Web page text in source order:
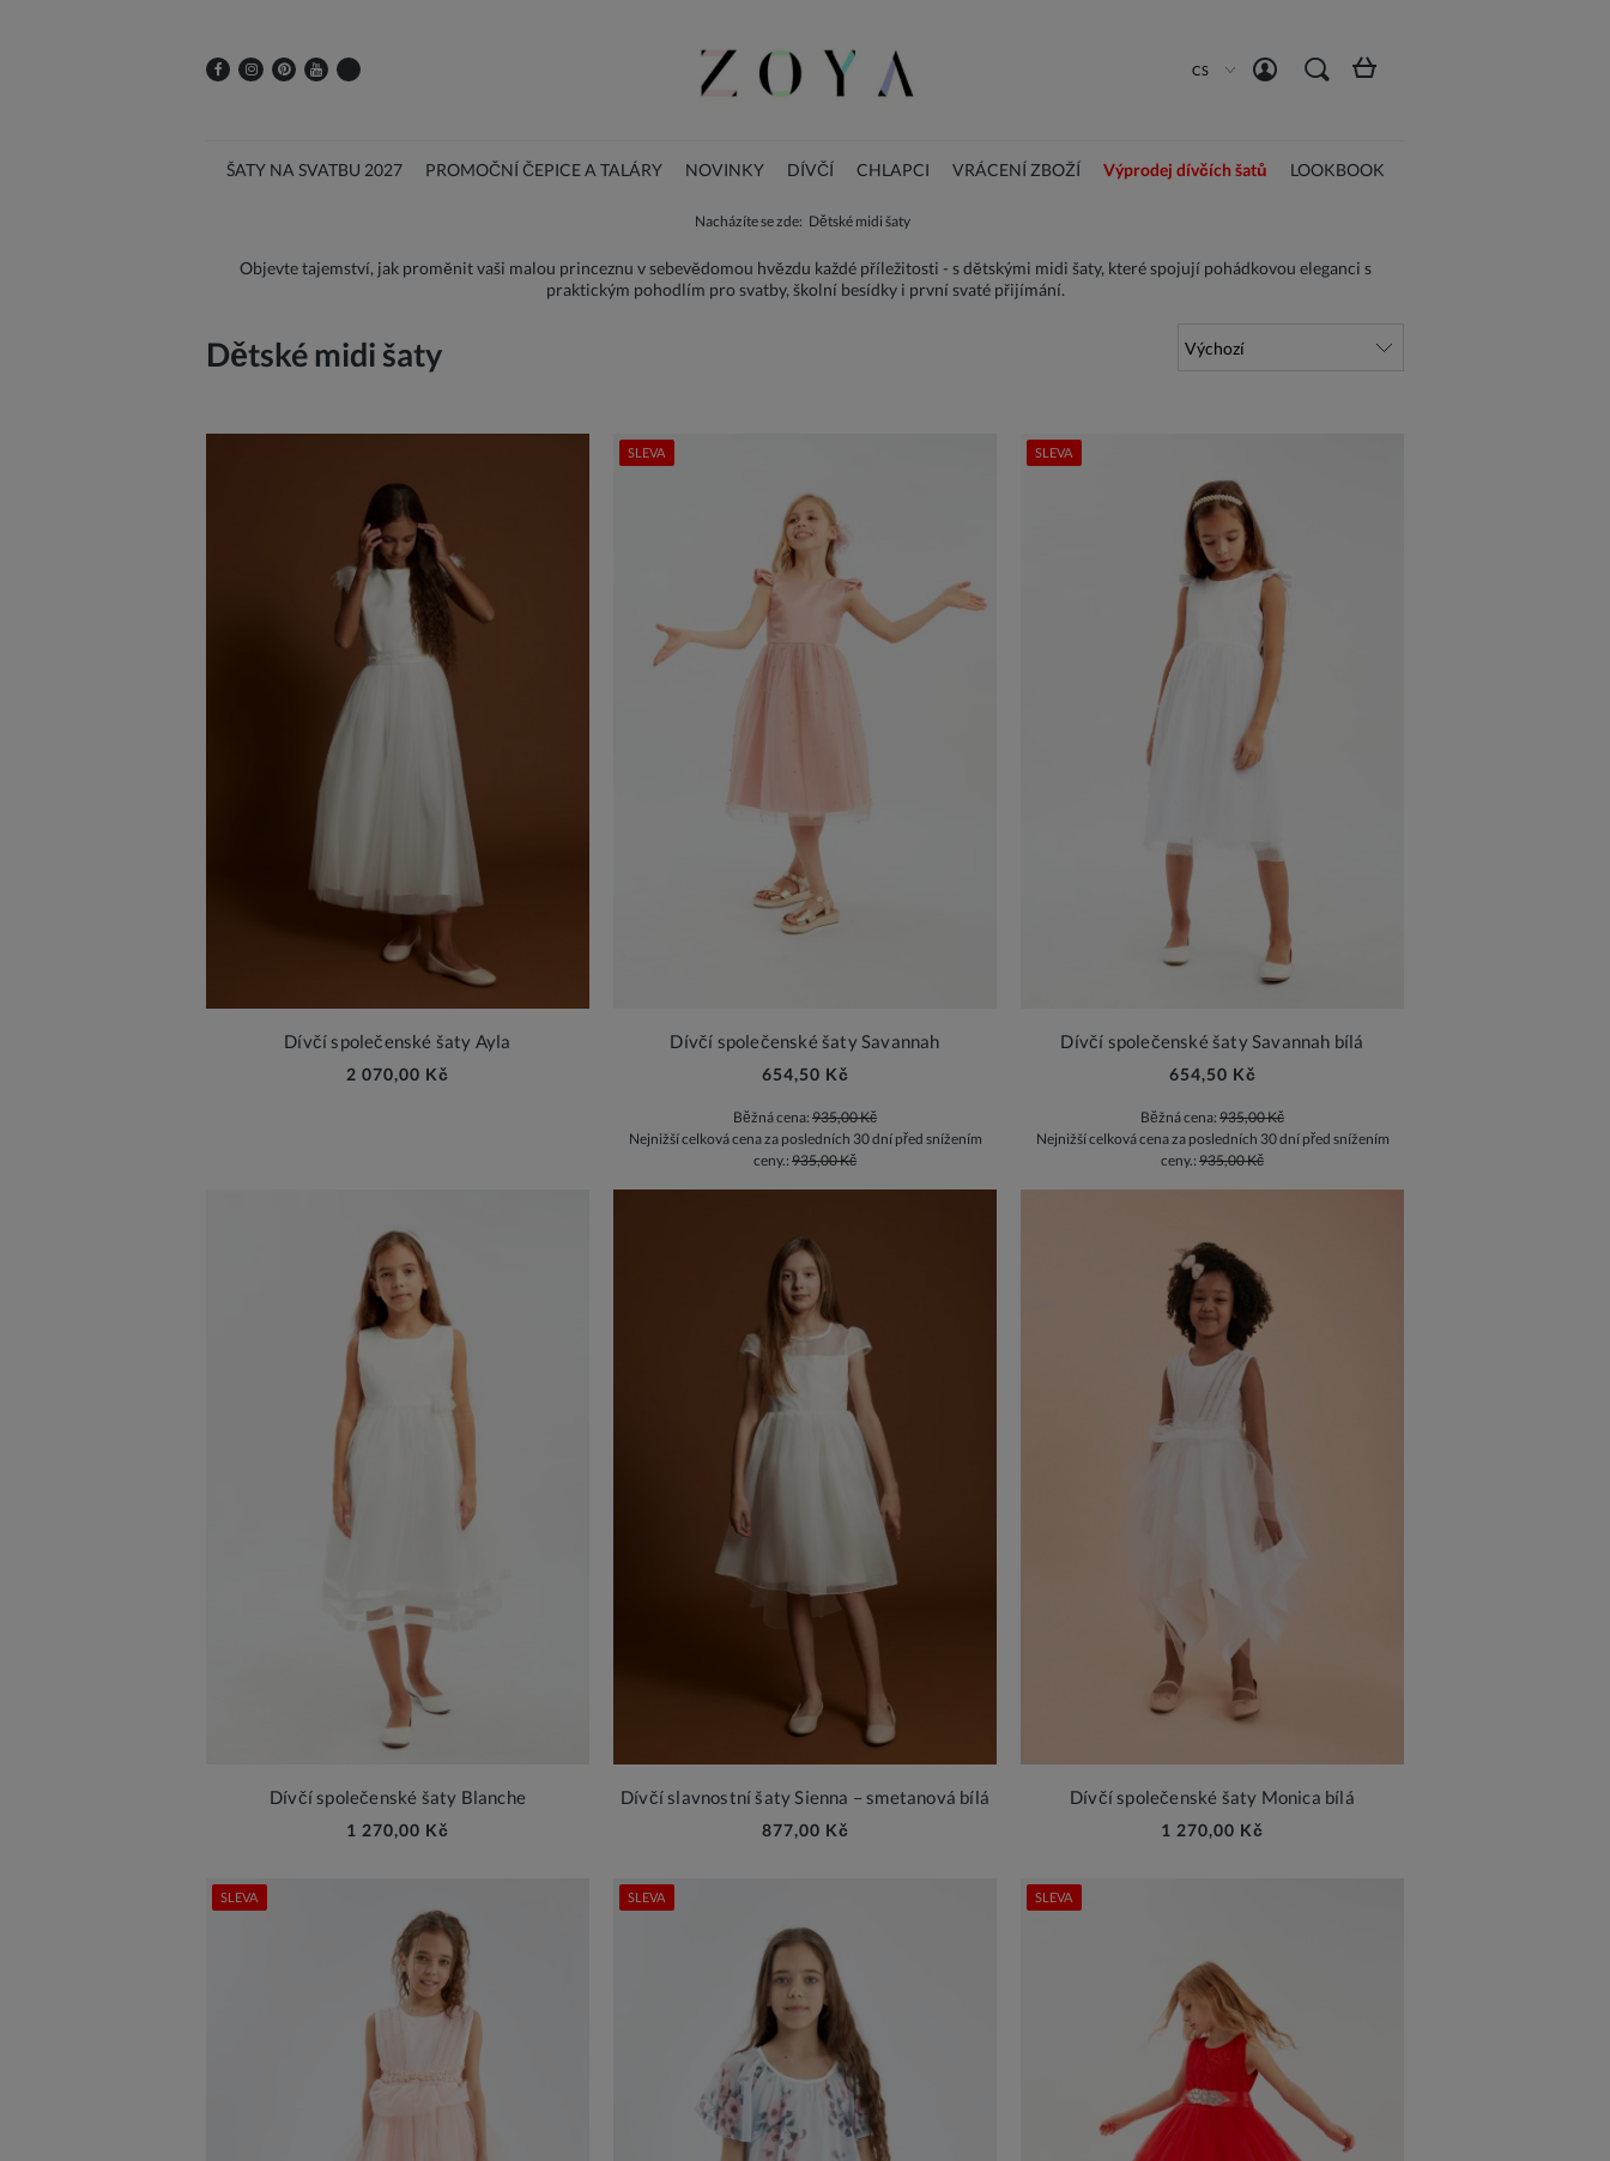
CS
ŠATY NA SVATBU 2027 PROMOČNÍ ČEPICE A TALÁRY NOVINKY DÍVČÍ CHLAPCI VRÁCENÍ ZBOŽÍ Výprodej dívčích šatů LOOKBOOK
Nacházíte se zde: Dětské midi šaty
Objevte tajemství, jak proměnit vaši malou princeznu v sebevědomou hvězdu každé příležitosti - s dětskými midi šaty, které spojují pohádkovou eleganci s
praktickým pohodlím pro svatby, školní besídky i první svaté přijímání.
Dětské midi šaty
Dívčí společenské šaty Ayla
2 070,00 Kč
Dívčí společenské šaty Savannah
654,50 Kč
Běžná cena: 935,00 Kč
Nejnižší celková cena za posledních 30 dní před snížením
ceny.: 935,00 Kč
SLEVA
Dívčí společenské šaty Savannah bílá
654,50 Kč
Běžná cena: 935,00 Kč
Nejnižší celková cena za posledních 30 dní před snížením
ceny.: 935,00 Kč
SLEVA
Dívčí společenské šaty Blanche
1 270,00 Kč
Dívčí slavnostní šaty Sienna – smetanová bílá
877,00 Kč
Dívčí společenské šaty Monica bílá
1 270,00 Kč
SLEVA SLEVA SLEVA